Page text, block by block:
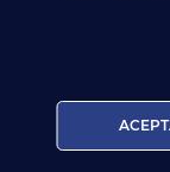
o
oficial TCP,
por el